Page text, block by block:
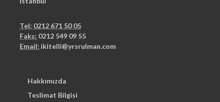
Tel: 0212 671 50 05
Faks: 0212 549 09 55
Email: ikitelli@yrsrulman.com
Hakkımızda
Teslimat Bilgisi